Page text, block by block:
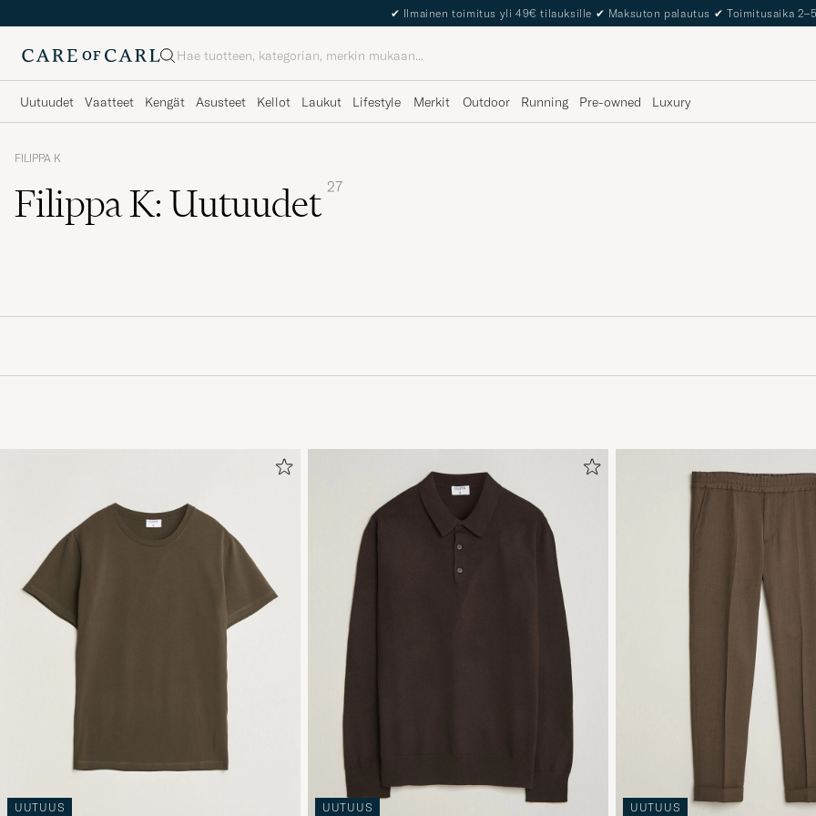
The Care of Carl Passport
Haku
Uutuudet Vaatteet Kengät Asusteet Kellot Laukut Lifestyle Merkit Outdoor Running Pre-owned Luxury
FILIPPA K
Filippa K: Uutuudet 27
UUTUUS UUTUUS UUTUUS